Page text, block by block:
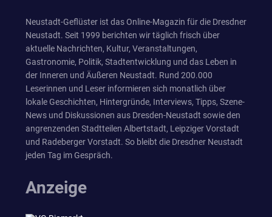
Neustadt-Geflüster ist das Online-Magazin für die Dresdner
Neustadt. Seit 1999 berichten wir täglich frisch über
aktuelle Nachrichten, Kultur, Veranstaltungen,
Gastronomie, Politik, Stadtentwicklung und das Leben in
der Inneren und Äußeren Neustadt. Rund 200.000
Leserinnen und Leser informieren sich monatlich über
lokale Geschichten, Hintergründe, Interviews, Tipps, Szene-
News und Diskussionen aus Dresden-Neustadt sowie den
angrenzenden Stadtteilen Albertstadt, Leipziger Vorstadt
und Radeberger Vorstadt. So bleibt die Dresdner Neustadt
jeden Tag im Gespräch.
Anzeige